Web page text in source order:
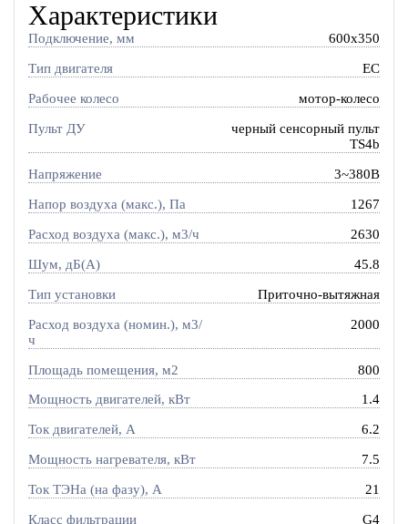
Характеристики
Подключение, мм 600x350
Тип двигателя EC
Рабочее колесо мотор-колесо
Пульт ДУ
черный сенсорный пульт
TS4b
Напряжение 3~380В
Напор воздуха (макс.), Па 1267
Расход воздуха (макс.), м3/ч 2630
Шум, дБ(А) 45.8
Тип установки Приточно-вытяжная
Расход воздуха (номин.), м3/
ч
2000
Площадь помещения, м2 800
Мощность двигателей, кВт 1.4
Ток двигателей, А 6.2
Мощность нагревателя, кВт 7.5
Ток ТЭНа (на фазу), А 21
Класс фильтрации G4